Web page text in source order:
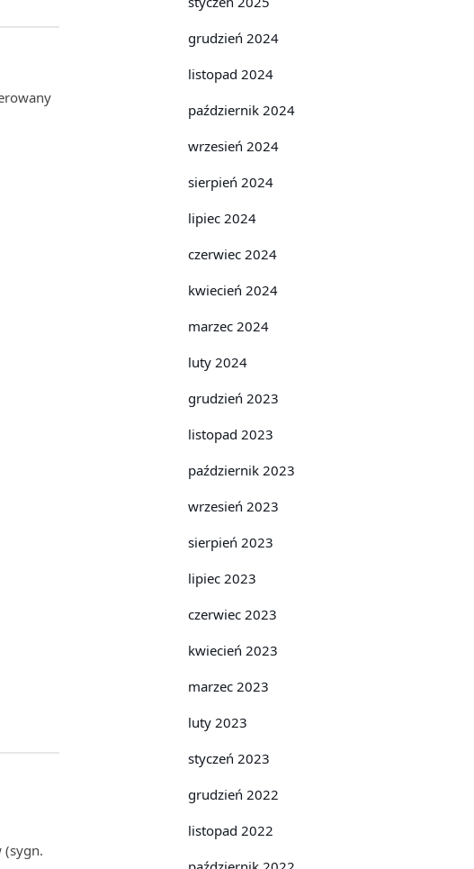
(sygn.
grudzień 2024
listopad 2024
październik 2024
wrzesień 2024
sierpień 2024
lipiec 2024
czerwiec 2024
kwiecień 2024
marzec 2024
luty 2024
grudzień 2023
listopad 2023
październik 2023
wrzesień 2023
sierpień 2023
lipiec 2023
czerwiec 2023
kwiecień 2023
marzec 2023
luty 2023
styczeń 2023
grudzień 2022
listopad 2022